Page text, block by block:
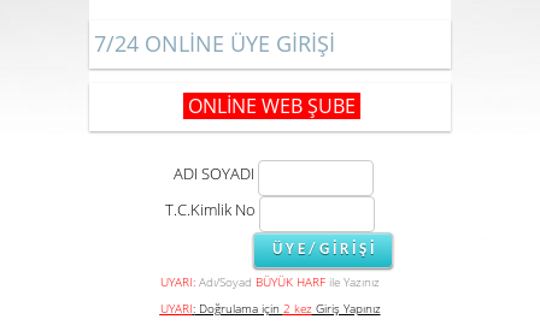
7/24 ONLİNE ÜYE GİRİŞİ
ONLİNE WEB ŞUBE
ADI SOYADI
T.C.Kimlik No
UYARI: Adı/Soyad BÜYÜK HARF ile Yazınız
UYARI:Doğrulama için 2 kez Giriş Yapınız